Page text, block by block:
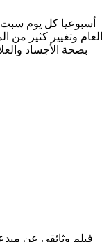
العام وتغيير كثير من
بصحة الأجساد